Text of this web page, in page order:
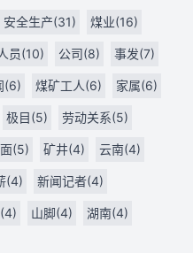
安全生产(31) 煤业(16)
员(10) 公司(8) 事发(7)
(6) 煤矿工人(6) 家属(6)
极目(5) 劳动关系(5)
(5) 矿井(4) 云南(4)
(4) 新闻记者(4)
山脚(4) 湖南(4)